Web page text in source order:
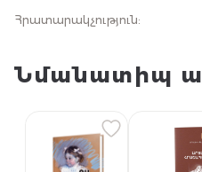
Հրատարակչություն:
Նմանատիպ